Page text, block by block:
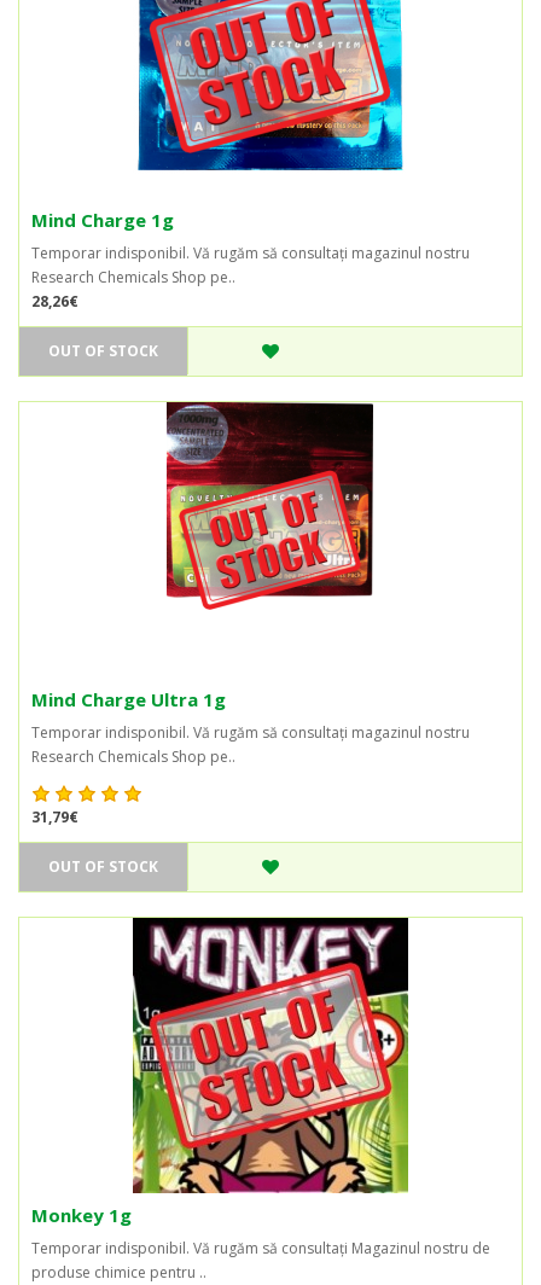
Mind Charge 1g
Temporar indisponibil. Vă rugăm să consultați magazinul nostru
Research Chemicals Shop pe..
28,26€
OUT OF STOCK
Mind Charge Ultra 1g
Temporar indisponibil. Vă rugăm să consultați magazinul nostru
Research Chemicals Shop pe..
31,79€
OUT OF STOCK
Monkey 1g
Temporar indisponibil. Vă rugăm să consultați Magazinul nostru de
produse chimice pentru ..